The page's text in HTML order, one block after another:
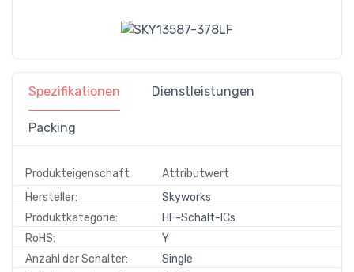
Spezifikationen Dienstleistungen
Packing
Produkteigenschaft
Attributwert
Hersteller:
Skyworks
Produktkategorie:
HF-Schalt-ICs
RoHS:
Y
Anzahl der Schalter:
Single